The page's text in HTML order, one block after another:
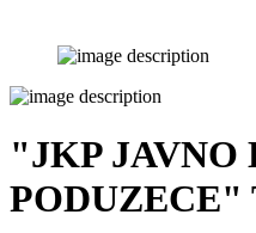
"JKP JAVNO
PODUZECE"